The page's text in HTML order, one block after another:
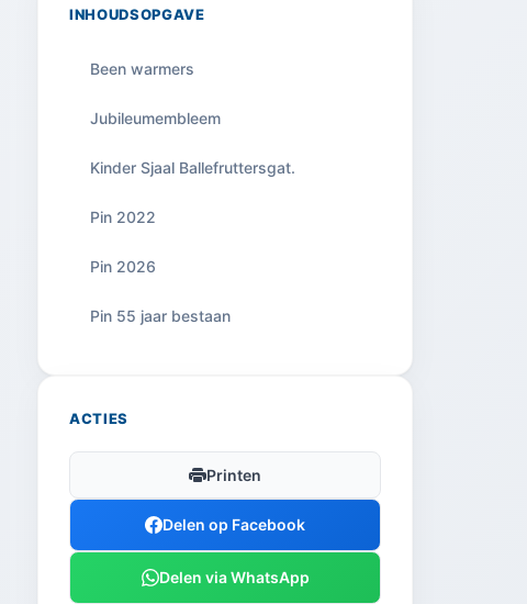
INHOUDSOPGAVE
Been warmers
Jubileumembleem
Kinder Sjaal Ballefruttersgat.
Pin 2022
Pin 2026
Pin 55 jaar bestaan
ACTIES
Printen
Delen op Facebook
Delen via WhatsApp